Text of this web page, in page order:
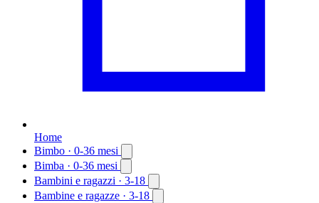
Home
Bimbo · 0-36 mesi
Bimba · 0-36 mesi
Bambini e ragazzi · 3-18
Bambine e ragazze · 3-18